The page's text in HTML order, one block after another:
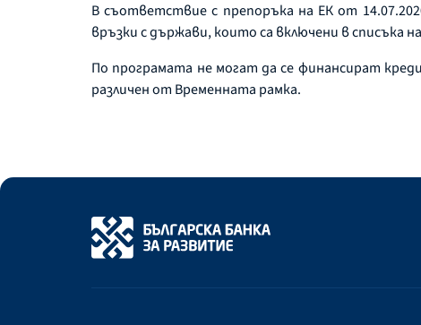
В съответствие с препоръка на ЕК от
връзки с държави, които са включени в списъка
По програмата не могат да се финансират
различен от Временната рамка.